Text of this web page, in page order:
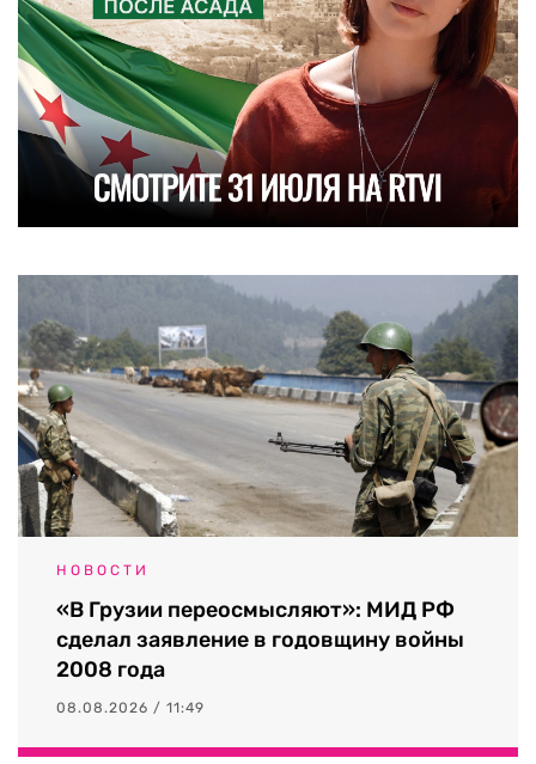
НОВОСТИ
«В Грузии переосмысляют»: МИД РФ
сделал заявление в годовщину войны
2008 года
08.08.2026 / 11:49